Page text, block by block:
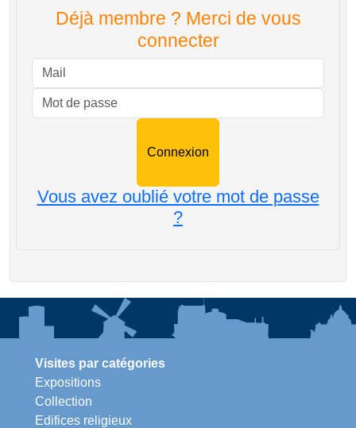
Déjà membre ? Merci de vous
connecter
Vous avez oublié votre mot de passe
?
Visites par catégories
Expositions
Collection
Edifices religieux